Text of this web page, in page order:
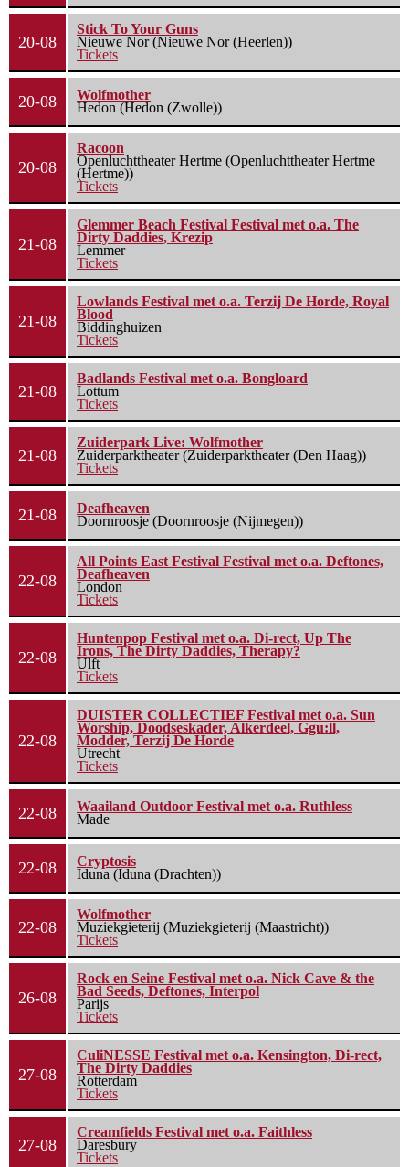
20-08
Stick To Your Guns
Nieuwe Nor (Nieuwe Nor (Heerlen))
Tickets
20-08
Wolfmother
Hedon (Hedon (Zwolle))
20-08
Racoon
Openluchttheater Hertme (Openluchttheater Hertme
(Hertme))
Tickets
21-08
Glemmer Beach Festival Festival met o.a. The
Dirty Daddies, Krezip
Lemmer
Tickets
21-08
Lowlands Festival met o.a. Terzij De Horde, Royal
Blood
Biddinghuizen
Tickets
21-08
Badlands Festival met o.a. Bongloard
Lottum
Tickets
21-08
Zuiderpark Live: Wolfmother
Zuiderparktheater (Zuiderparktheater (Den Haag))
Tickets
21-08
Deafheaven
Doornroosje (Doornroosje (Nijmegen))
22-08
All Points East Festival Festival met o.a. Deftones,
Deafheaven
London
Tickets
22-08
Huntenpop Festival met o.a. Di-rect, Up The
Irons, The Dirty Daddies, Therapy?
Ulft
Tickets
22-08
DUISTER COLLECTIEF Festival met o.a. Sun
Worship, Doodseskader, Alkerdeel, Ggu:ll,
Modder, Terzij De Horde
Utrecht
Tickets
22-08
Waailand Outdoor Festival met o.a. Ruthless
Made
22-08
Cryptosis
Iduna (Iduna (Drachten))
22-08
Wolfmother
Muziekgieterij (Muziekgieterij (Maastricht))
Tickets
26-08
Rock en Seine Festival met o.a. Nick Cave & the
Bad Seeds, Deftones, Interpol
Parijs
Tickets
27-08
CuliNESSE Festival met o.a. Kensington, Di-rect,
The Dirty Daddies
Rotterdam
Tickets
27-08
Creamfields Festival met o.a. Faithless
Daresbury
Tickets